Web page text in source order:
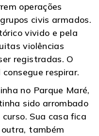
operações
civis armados.
vivido e pela
violências
registradas. O
respirar.
no Parque Maré,
sido arrombado
Sua casa fica
também